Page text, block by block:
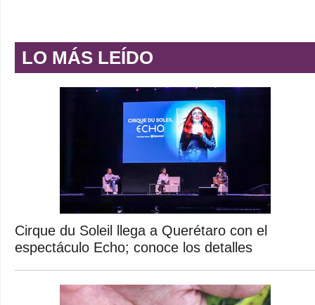
LO MÁS LEÍDO
Cirque du Soleil llega a Querétaro con el
espectáculo Echo; conoce los detalles